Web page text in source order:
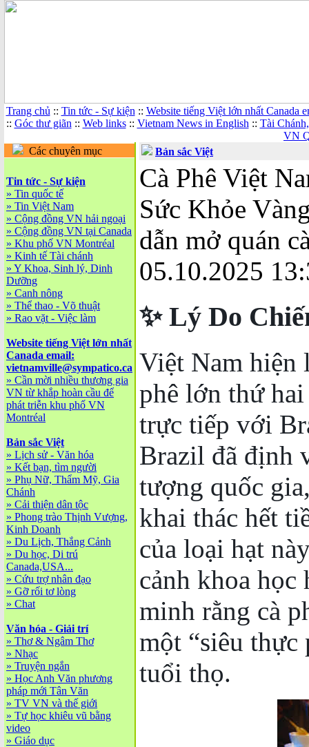
Trang chủ :: Tin tức - Sự kiện :: Website tiếng Việt lớn nhất Canada
:: Góc thư giãn :: Web links:: Vietnam News in English :: Tài
VN
Các chuyên mục
Tin tức - Sự kiện
» Tin quốc tế
» Tin Việt Nam
» Cộng đồng VN hải ngoại
» Cộng đồng VN tại Canada
» Khu phố VN Montréal
» Kinh tế Tài chánh
» Y Khoa, Sinh lý, Dinh
Dưỡng
» Canh nông
» Thể thao - Võ thuật
» Rao vặt - Việc làm
Website tiếng Việt lớn nhất
Canada email:
vietnamville@sympatico.ca
» Cần mời nhiều thương gia
VN từ khắp hoàn cầu để
phát triễn khu phố VN
Montréal
Bản sắc Việt
» Lịch sử - Văn hóa
» Kết bạn, tìm người
» Phụ Nữ, Thẩm Mỹ, Gia
Chánh
» Cải thiện dân tộc
» Phong trào Thịnh Vượng,
Kinh Doanh
» Du Lịch, Thắng Cảnh
» Du học, Di trú
Canada,USA...
» Cứu trợ nhân đạo
» Gỡ rối tơ lòng
» Chat
Văn hóa - Giải trí
» Thơ & Ngâm Thơ
» Nhạc
» Truyện ngắn
» Học Anh Văn phương
pháp mới Tân Văn
» TV VN và thế giới
» Tự học khiêu vũ bằng
video
» Giáo dục
Bản sắc Việt
Cà Phê Việt
Sức Khỏe
dẫn mở quán
05.10.2025
✨ Lý Do
Việt Nam hiện
phê lớn thứ
trực tiếp với
Brazil đã định
tượng quốc
khai thác hết
của loại hạt
cảnh khoa học
minh rằng cà
một “siêu thực
tuổi thọ.